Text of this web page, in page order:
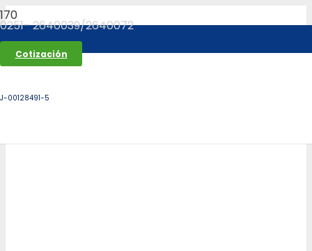
0251- 2640039/2640072
Cotización
J-00128491-5